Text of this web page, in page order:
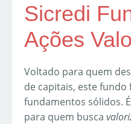
Sicredi
Ações
Voltado para quem
de capitais, este
fundamentos sólidos.
para quem busca